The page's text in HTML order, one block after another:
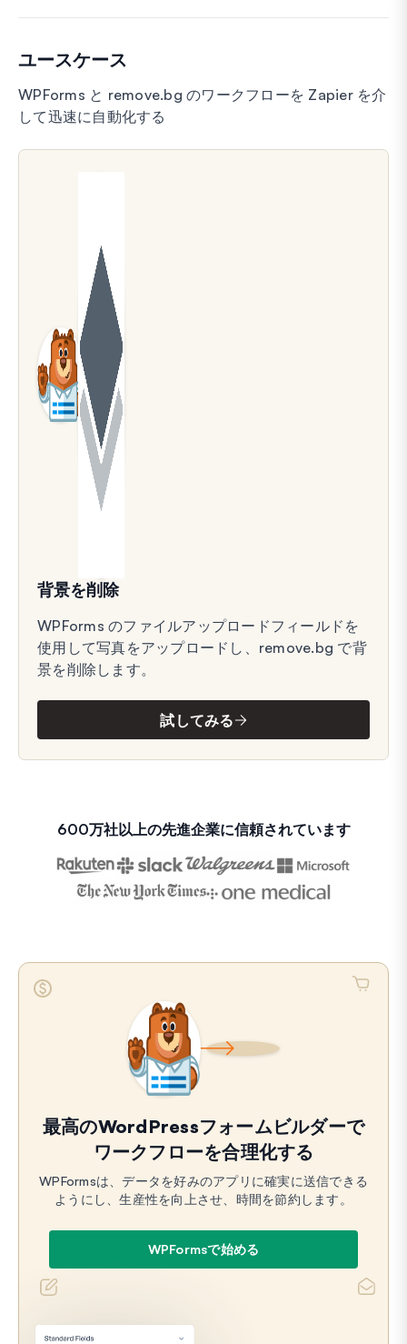
ユースケース
WPForms と remove.bg のワークフローを Zapier を介
して迅速に自動化する
背景を削除
WPForms のファイルアップロードフィールドを
使用して写真をアップロードし、remove.bg で背
景を削除します。
試してみる
600万社以上の先進企業に信頼されています
最高のWordPressフォームビルダーで
ワークフローを合理化する
WPFormsは、データを好みのアプリに確実に送信できる
ようにし、生産性を向上させ、時間を節約します。
WPFormsで始める